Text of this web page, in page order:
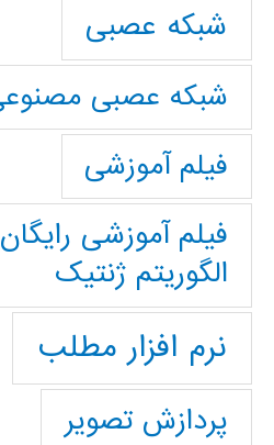
شبکه عصبی
شبکه عصبی
فیلم آموزشی
فیلم آموزشی
الگوریتم ژنتیک
نرم افزار مطلب
پردازش تصویر